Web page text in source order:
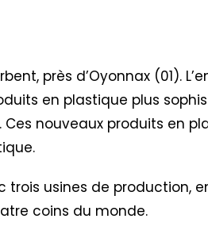
près d’Oyonnax (01).
en plastique plus
nouveaux produits en
usines de production,
coins du monde.